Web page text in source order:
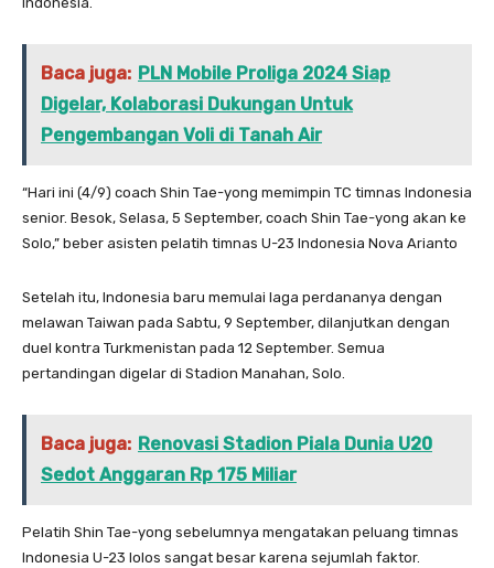
Baca juga: PLN Mobile Proliga 2024 Siap
Digelar, Kolaborasi Dukungan Untuk
Pengembangan Voli di Tanah Air
“Hari ini (4/9) coach Shin Tae-yong memimpin TC timnas Indonesia
senior. Besok, Selasa, 5 September, coach Shin Tae-yong akan ke
Solo,” beber asisten pelatih timnas U-23 Indonesia Nova Arianto
Setelah itu, Indonesia baru memulai laga perdananya dengan
melawan Taiwan pada Sabtu, 9 September, dilanjutkan dengan
duel kontra Turkmenistan pada 12 September. Semua
pertandingan digelar di Stadion Manahan, Solo.
Baca juga: Renovasi Stadion Piala Dunia U20
Sedot Anggaran Rp 175 Miliar
Pelatih Shin Tae-yong sebelumnya mengatakan peluang timnas
Indonesia U-23 lolos sangat besar karena sejumlah faktor.